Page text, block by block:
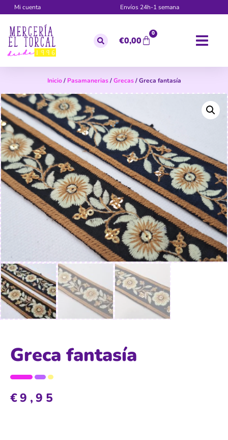
Mi cuenta Envíos 24h-1 semana
€0,00
0
Inicio/ Pasamanerias/Grecas/ Greca fantasía
Greca fantasía
€9,95